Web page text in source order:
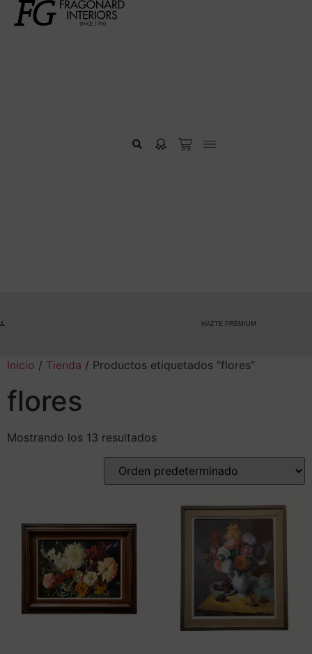
HAZTE PREMIUM
Inicio / Tienda / Productos etiquetados “flores”
flores
Mostrando los 13 resultados